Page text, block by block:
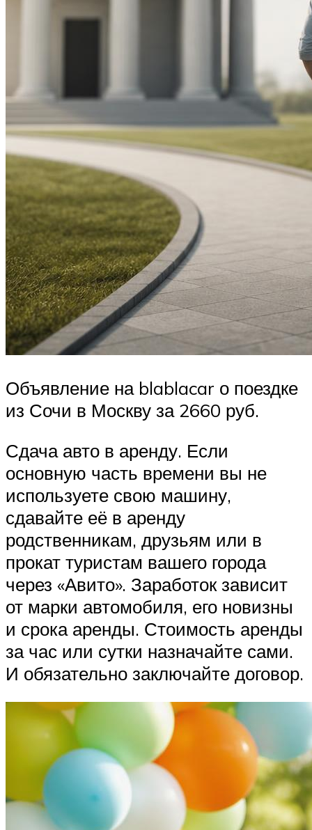
Объявление на blablacar о поездке
из Сочи в Москву за 2660 руб.
Сдача авто в аренду. Если
основную часть времени вы не
используете свою машину,
сдавайте её в аренду
родственникам, друзьям или в
прокат туристам вашего города
через «Авито». Заработок зависит
от марки автомобиля, его новизны
и срока аренды. Стоимость аренды
за час или сутки назначайте сами.
И обязательно заключайте договор.